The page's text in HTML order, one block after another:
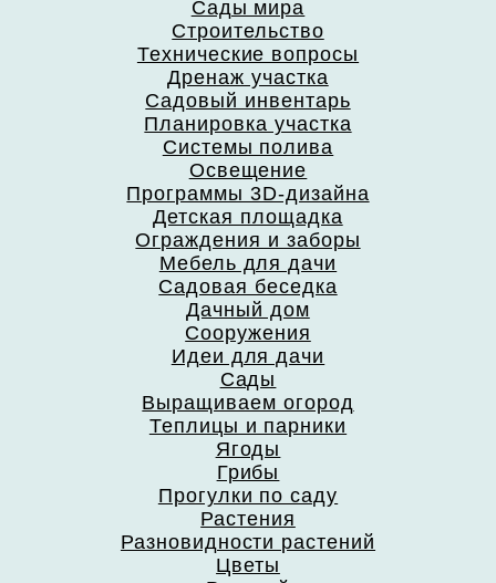
Сады мира
Строительство
Технические вопросы
Дренаж участка
Садовый инвентарь
Планировка участка
Системы полива
Освещение
Программы 3D-дизайна
Детская площадка
Ограждения и заборы
Мебель для дачи
Садовая беседка
Дачный дом
Сооружения
Идеи для дачи
Сады
Выращиваем огород
Теплицы и парники
Ягоды
Грибы
Прогулки по саду
Растения
Разновидности растений
Цветы